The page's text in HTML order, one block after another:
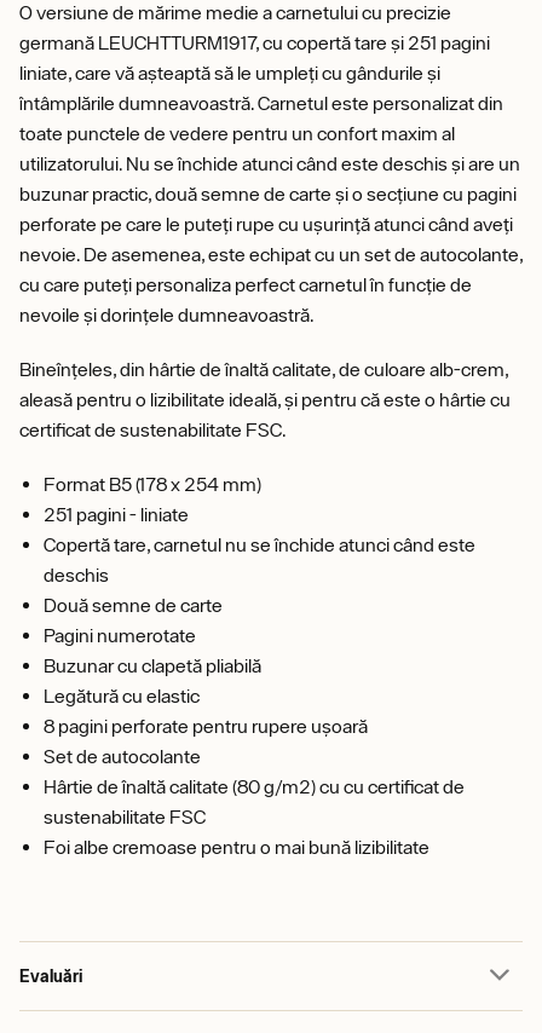
O versiune de mărime medie a carnetului cu precizie
germană LEUCHTTURM1917, cu copertă tare și 251 pagini
liniate, care vă așteaptă să le umpleți cu gândurile și
întâmplările dumneavoastră. Carnetul este personalizat din
toate punctele de vedere pentru un confort maxim al
utilizatorului. Nu se închide atunci când este deschis și are un
buzunar practic, două semne de carte și o secțiune cu pagini
perforate pe care le puteți rupe cu ușurință atunci când aveți
nevoie. De asemenea, este echipat cu un set de autocolante,
cu care puteți personaliza perfect carnetul în funcție de
nevoile și dorințele dumneavoastră.
Bineînțeles, din hârtie de înaltă calitate, de culoare alb-crem,
aleasă pentru o lizibilitate ideală, și pentru că este o hârtie cu
certificat de sustenabilitate FSC.
Format B5 (178 x 254 mm)
251 pagini - liniate
Copertă tare, carnetul nu se închide atunci când este
deschis
Două semne de carte
Pagini numerotate
Buzunar cu clapetă pliabilă
Legătură cu elastic
8 pagini perforate pentru rupere ușoară
Set de autocolante
Hârtie de înaltă calitate (80 g/m2) cu cu certificat de
sustenabilitate FSC
Foi albe cremoase pentru o mai bună lizibilitate
Evaluări